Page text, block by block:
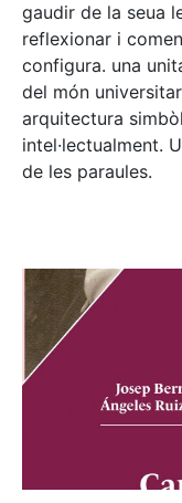
gaudir de la seua
reflexionar i
configura. una
del món
arquitectura
intel·lectualment.
de les paraules.